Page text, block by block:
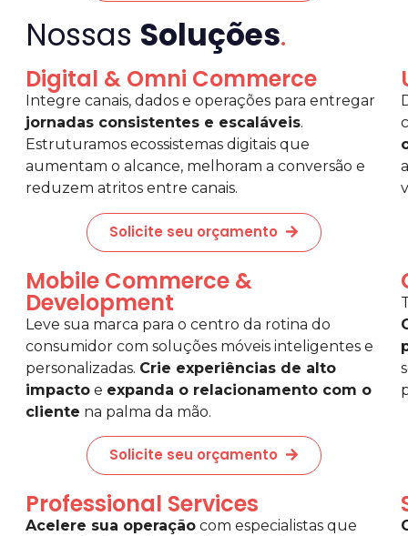
Nossas Soluções.
Digital & Omni Commerce
Integre canais, dados e operações para entregar
jornadas consistentes e escaláveis.
Estruturamos ecossistemas digitais que
aumentam o alcance, melhoram a conversão e
reduzem atritos entre canais.
Solicite seu orçamento
Mobile Commerce &
Development
Leve sua marca para o centro da rotina do
consumidor com soluções móveis inteligentes e
personalizadas. Crie experiências de alto
impactoe expanda o relacionamento com o
cliente na palma da mão.
Solicite seu orçamento
Professional Services
Acelere sua operaçãocom especialistas que